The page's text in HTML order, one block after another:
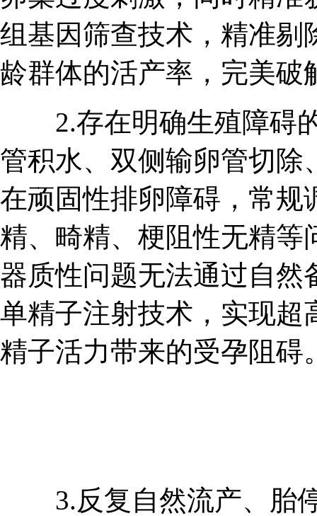
组基因筛查技术，精准剔
龄群体的活产率，完美破
2.存在明确生殖障碍的
管积水、双侧输卵管切除
在顽固性排卵障碍，常规
精、畸精、梗阻性无精等
器质性问题无法通过自然
单精子注射技术，实现超
精子活力带来的受孕阻碍
3.反复自然流产、胎停